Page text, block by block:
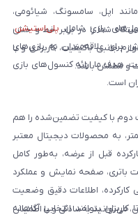
اپل، سامسونگ، شیائومی،
شما را در برابر خط و خش
جانبی باکیفیت، کاربردی و با
و مطمئن باشد.
بازی شامل پلی‌استیشن،
علاقه‌مندان به بازی‌های
هدف ما ارائه کنسول‌های بازی
است.
با کیفیت تضمین‌شده را هم
به محصولات دیجیتال معتبر
قبل از عرضه، به‌طور کامل
صفحه نمایش و عملکرد
اطلاعات دقیق وضعیت
بتوانند انتخابی آگاهانه
می‌توانید به‌سادگی و با اطمینان